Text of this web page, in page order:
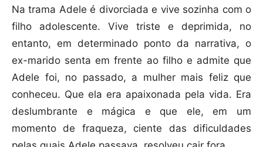
Na trama Adele é divorciada e vive sozinha com o
filho adolescente. Vive triste e deprimida, no
entanto, em determinado ponto da narrativa, o
ex-marido senta em frente ao filho e admite que
Adele foi, no passado, a mulher mais feliz que
conheceu. Que ela era apaixonada pela vida. Era
deslumbrante e mágica e que ele, em um
momento de fraqueza, ciente das dificuldades